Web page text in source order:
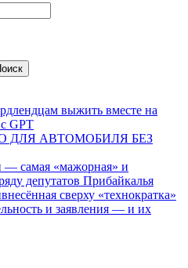
выжить вместе на
GPT
ДЛЯ АВТОМОБИЛЯ БЕЗ
— самая «мажорная» и
депутатов Прибайкалья
сверху «технократка»
и заявления — и их